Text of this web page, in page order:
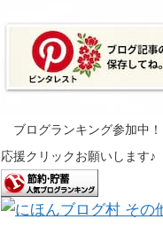
ブログランキング参加中！
応援クリックお願いします♪